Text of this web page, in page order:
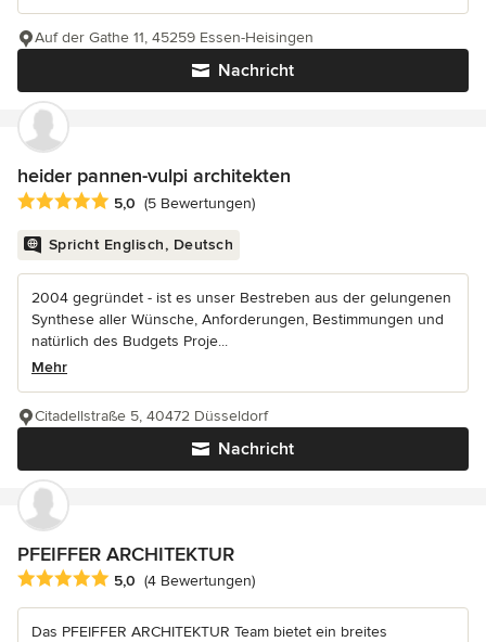
Nachricht
Auf der Gathe 11, 45259 Essen-Heisingen
heider pannen-vulpi architekten
Durchschnittliche Bewertung: 5 von 5 Sternen
5,0 (5 Bewertungen)
Spricht Englisch, Deutsch
2004 gegründet - ist es unser Bestreben aus der gelungenen
Synthese aller Wünsche, Anforderungen, Bestimmungen und
natürlich des Budgets Proje...
Mehr
Nachricht
Citadellstraße 5, 40472 Düsseldorf
PFEIFFER ARCHITEKTUR
Durchschnittliche Bewertung: 5 von 5 Sternen
5,0 (4 Bewertungen)
Das PFEIFFER ARCHITEKTUR Team bietet ein breites